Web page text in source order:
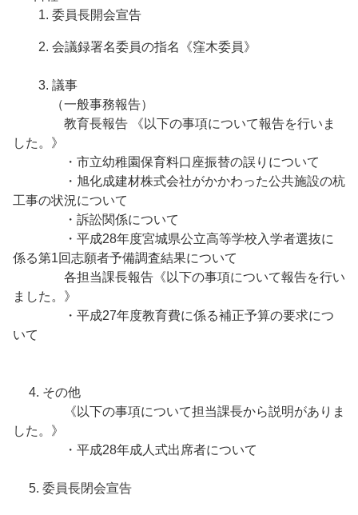
1. 委員長開会宣告
2. 会議録署名委員の指名《窪木委員》
3. 議事
（一般事務報告）
教育長報告 《以下の事項について報告を行いま
した。》
・市立幼稚園保育料口座振替の誤りについて
・旭化成建材株式会社がかかわった公共施設の杭
工事の状況について
・訴訟関係について
・平成28年度宮城県公立高等学校入学者選抜に
係る第1回志願者予備調査結果について
各担当課長報告《以下の事項について報告を行い
ました。》
・平成27年度教育費に係る補正予算の要求につ
いて
4. その他
《以下の事項について担当課長から説明がありま
した。》
・平成28年成人式出席者について
5. 委員長閉会宣告